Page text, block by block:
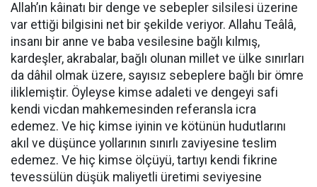
Allah’ın kâinatı bir denge ve sebepler silsilesi üzerine
var ettiği bilgisini net bir şekilde veriyor. Allahu Teâlâ,
insanı bir anne ve baba vesilesine bağlı kılmış,
kardeşler, akrabalar, bağlı olunan millet ve ülke sınırları
da dâhil olmak üzere, sayısız sebeplere bağlı bir ömre
iliklemiştir. Öyleyse kimse adaleti ve dengeyi safi
kendi vicdan mahkemesinden referansla icra
edemez. Ve hiç kimse iyinin ve kötünün hudutlarını
akıl ve düşünce yollarının sınırlı zaviyesine teslim
edemez. Ve hiç kimse ölçüyü, tartıyı kendi fikrine
tevessülün düşük maliyetli üretimi seviyesine